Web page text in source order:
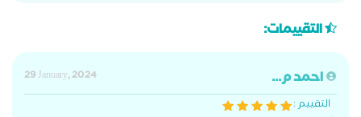
التقييمات:
احمد م...
29 January, 2024
التقييم :